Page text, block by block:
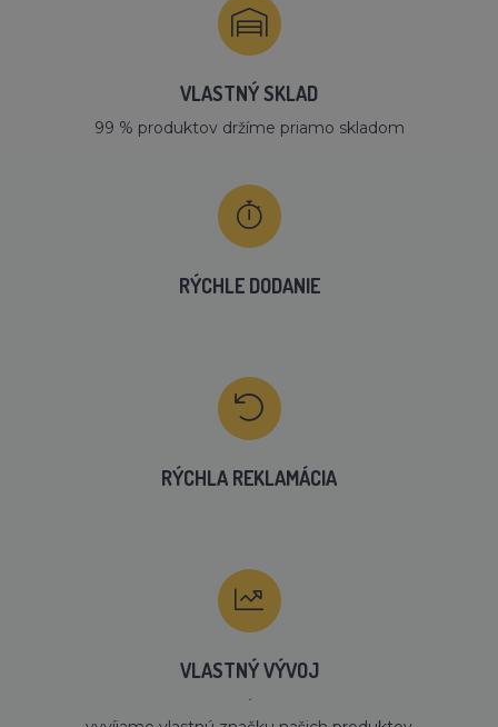
VLASTNÝ SKLAD
99 % produktov držíme priamo skladom
RÝCHLE DODANIE
RÝCHLA REKLAMÁCIA
VLASTNÝ VÝVOJ
´